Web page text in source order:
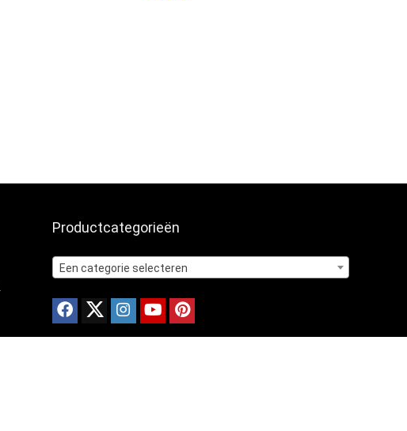
Productcategorieën
Een categorie selecteren